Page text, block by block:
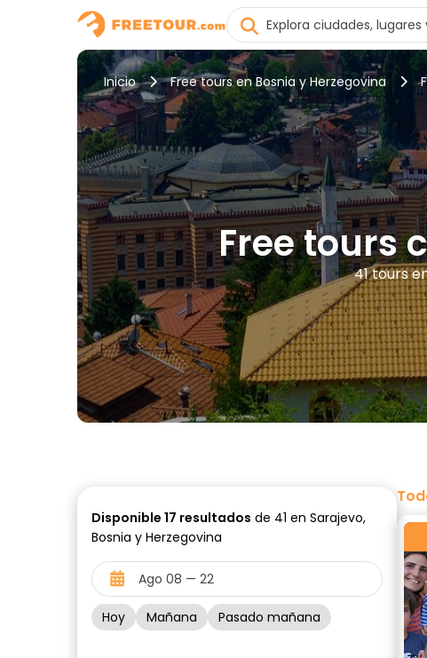
Inicio Free tours en Bosnia y Herzegovina
Free tours
41 tours
Disponible 17 resultados de 41 en Sarajevo,
Bosnia y Herzegovina
Hoy Mañana Pasado mañana